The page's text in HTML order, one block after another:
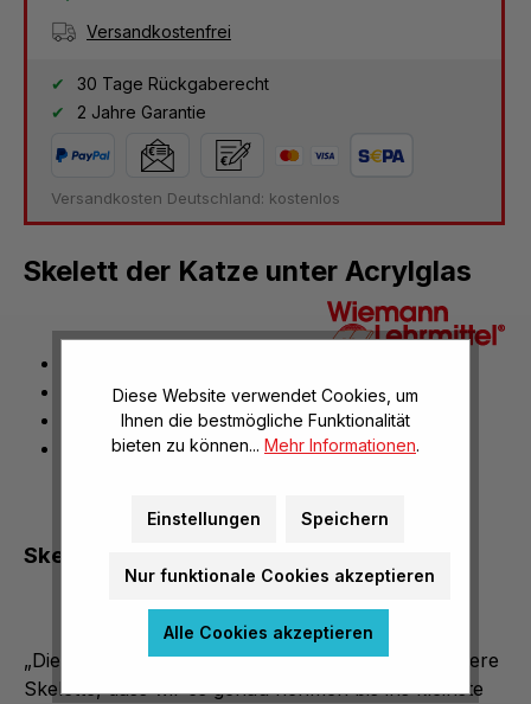
Versandkostenfrei
30 Tage Rückgaberecht
2 Jahre Garantie
Versandkosten Deutschland: kostenlos
Skelett der Katze unter Acrylglas
naturgetreues Abbild
genau bis ins kleinste Detail
unter Acrylglas
Skelett der Katze unter Acrylglas
„Die Natur ist unser Vorbild, das bedeutet für unsere
Skelette, dass wir es genau nehmen bis ins kleinste
Diese Website verwendet Cookies, um
Ihnen die bestmögliche Funktionalität
bieten zu können... Mehr Informationen.
Einstellungen Speichern
Nur funktionale Cookies akzeptieren
Alle Cookies akzeptieren